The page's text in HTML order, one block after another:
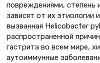
повреждениями, степень
зависят от их этиологии
вызванная Helicobacter
распространенной
гастрита во всем мире,
аутоиммунные